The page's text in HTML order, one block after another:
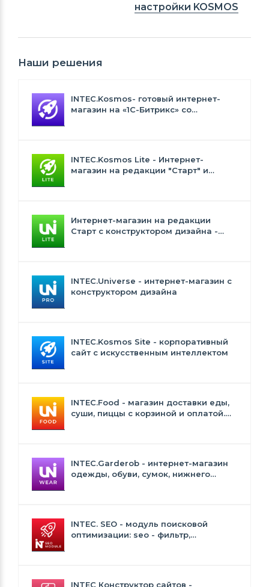
настройки KOSMOS
Наши решения
INTEC.Kosmos- готовый интернет-
магазин на «1С-Битрикс» со
INTEC.Kosmos Lite - Интернет-
магазин на редакции "Старт" и
Интернет-магазин на редакции
Старт с конструктором дизайна -
INTEC.Universe - интернет-магазин с
конструктором дизайна
INTEC.Kosmos Site - корпоративный
сайт с искусственным интеллектом
INTEC.Food - магазин доставки еды,
суши, пиццы с корзиной и оплатой.
INTEC.Garderob - интернет-магазин
одежды, обуви, сумок, нижнего
INTEC. SEO - модуль поисковой
оптимизации: seo - фильтр,
INTEC Конструктор сайтов -